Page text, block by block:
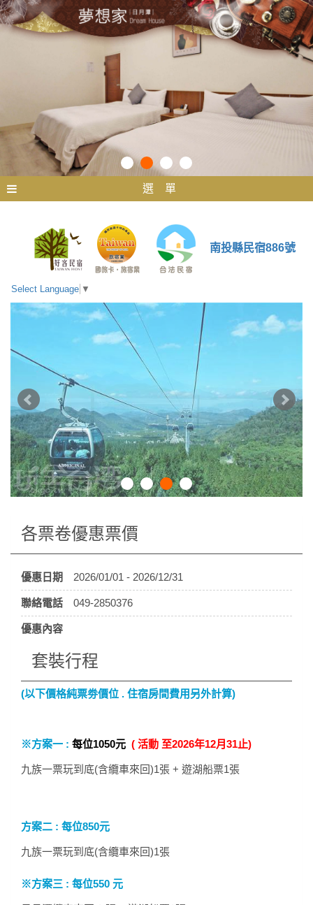
選 單
南投縣民宿886號
Select Language ▼
各票卷優惠票價
優惠日期 2026/01/01 - 2026/12/31
聯絡電話 049-2850376
優惠內容
套裝行程
(以下價格純票劵價位 . 住宿房間費用另外計算)
※方案一 : 每位1050元 ( 活動 至2026年12月31止)
九族一票玩到底(含纜車來回)1張 + 遊湖船票1張
方案二 : 每位850元
九族一票玩到底(含纜車來回)1張
※方案三 : 每位550 元